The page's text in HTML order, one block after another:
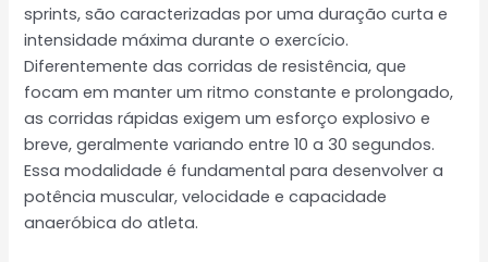
sprints, são caracterizadas por uma duração curta e
intensidade máxima durante o exercício.
Diferentemente das corridas de resistência, que
focam em manter um ritmo constante e prolongado,
as corridas rápidas exigem um esforço explosivo e
breve, geralmente variando entre 10 a 30 segundos.
Essa modalidade é fundamental para desenvolver a
potência muscular, velocidade e capacidade
anaeróbica do atleta.